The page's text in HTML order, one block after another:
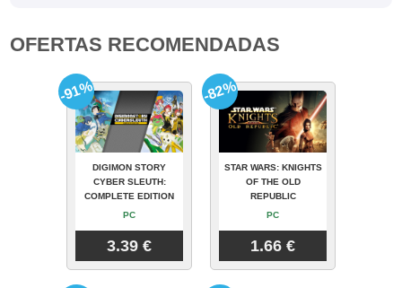
OFERTAS RECOMENDADAS
DIGIMON STORY
CYBER SLEUTH:
COMPLETE EDITION
PC
3.39 €
-91%
STAR WARS: KNIGHTS
OF THE OLD
REPUBLIC
PC
1.66 €
-82%